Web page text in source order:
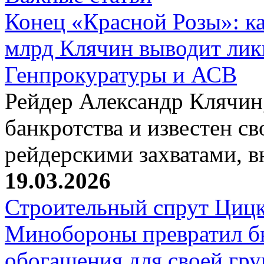
Конец «Красной Розы»:
млрд Клячин выводит
Генпрокуратуры и АСВ
Рейдер Александр
банкротства и известен
рейдерскими захватами,
19.03.2026
Строительный спрут
Минобороны превратил